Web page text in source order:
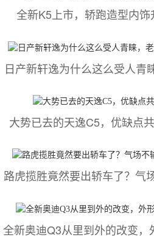
全新K5上市，轿跑造型内饰
日产新轩逸为什么这么受人青
大势已去的天逸C5，优缺点
路虎揽胜竟然要出轿车了？气
全新奥迪Q3从里到外的改变